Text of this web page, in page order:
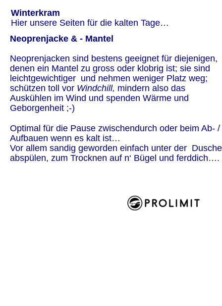
Winterkram
Hier unsere Seiten für die kalten Tage…
Neoprenjacke & - Mantel
Neoprenjacken sind bestens geeignet für diejenigen,
denen ein Mantel zu gross oder klobrig ist; sie sind
leichtgewichtiger  und nehmen weniger Platz weg;
schützen toll vor Windchill, mindern also das
Auskühlen im Wind und spenden Wärme und
Geborgenheit ;-)
Optimal für die Pause zwischendurch oder beim Ab- /
Aufbauen wenn es kalt ist…
Vor allem sandig geworden einfach unter der
abspülen, zum Trocknen auf n‘ Bügel und ferddich….